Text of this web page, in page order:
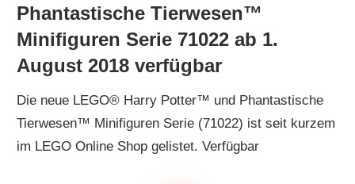
Phantastische Tierwesen™
Minifiguren Serie 71022 ab 1.
August 2018 verfügbar
Die neue LEGO® Harry Potter™ und Phantastische
Tierwesen™ Minifiguren Serie (71022) ist seit kurzem
im LEGO Online Shop gelistet. Verfügbar